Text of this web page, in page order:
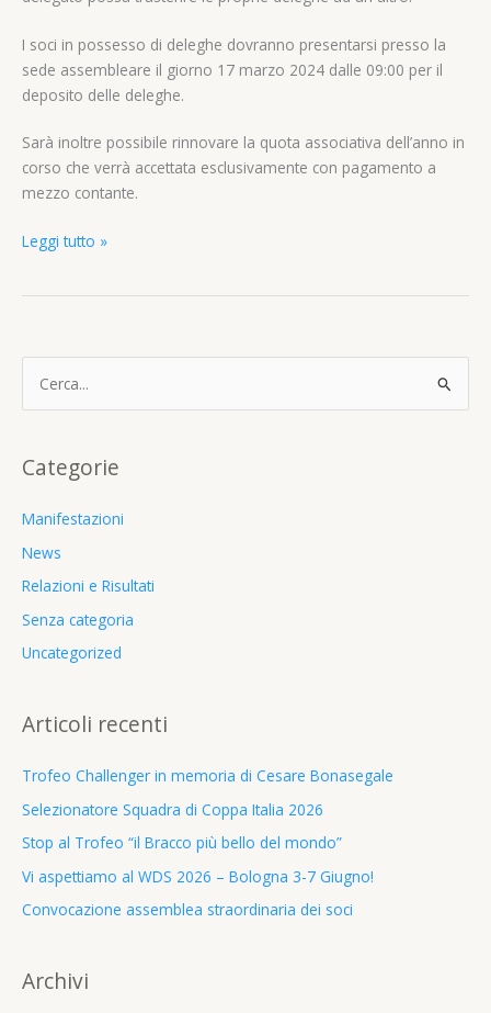
I soci in possesso di deleghe dovranno presentarsi presso la
sede assembleare il giorno 17 marzo 2024 dalle 09:00 per il
deposito delle deleghe.
Sarà inoltre possibile rinnovare la quota associativa dell’anno in
corso che verrà accettata esclusivamente con pagamento a
mezzo contante.
Avviso
dell’assemblea
marzo
2024
Leggi tutto »
c
:
Categorie
Manifestazioni
News
Relazioni e Risultati
Senza categoria
Uncategorized
Articoli recenti
Trofeo Challenger in memoria di Cesare Bonasegale
Selezionatore Squadra di Coppa Italia 2026
Stop al Trofeo “il Bracco più bello del mondo”
Vi aspettiamo al WDS 2026 – Bologna 3-7 Giugno!
Convocazione assemblea straordinaria dei soci
Archivi